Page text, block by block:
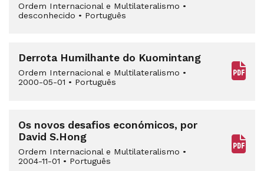
Ordem Internacional e Multilateralismo •
desconhecido • Português
Derrota Humilhante do Kuomintang
Ordem Internacional e Multilateralismo •
2000-05-01 • Português
Os novos desafios económicos, por
David S.Hong
Ordem Internacional e Multilateralismo •
2004-11-01 • Português